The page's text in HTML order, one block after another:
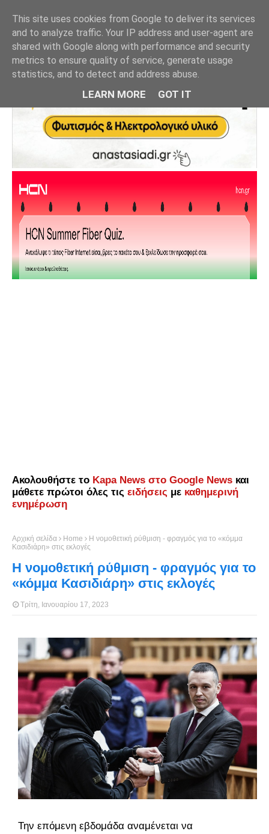
Ακολουθήστε το Kapa News στο Google News και
μάθετε πρώτοι όλες τις ειδήσεις με καθημερινή
ενημέρωση
Αρχική σελίδα Home
Η νομοθετική ρύθμιση - φραγμός για το «κόμμα
Κασιδιάρη» στις εκλογές
Η νομοθετική ρύθμιση - φραγμός για το
«κόμμα Κασιδιάρη» στις εκλογές
Τρίτη, Ιανουαρίου 17, 2023
Την επόμενη εβδομάδα αναμένεται να
This site uses cookies from Google to deliver its services
and to analyze traffic. Your IP address and user-agent are
shared with Google along with performance and security
metrics to ensure quality of service, generate usage
statistics, and to detect and address abuse.
LEARN MORE GOT IT